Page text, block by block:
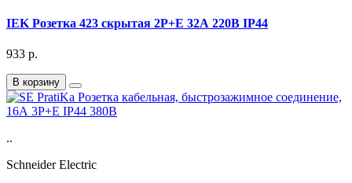
IEK Розетка 423 скрытая 2Р+Е 32А 220В IP44
933 р.
В корзину
..
Schneider Electric